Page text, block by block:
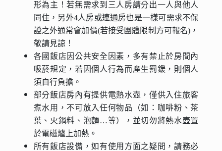
形為主！若無需求到三人房請分出一人與他人
同住，另外4人房或連通房也是一樣可需求不保
證之外通常會加價(若接受團體限制方可報名)，
敬請見諒！
各國飯店因公共安全因素，多有禁止於房間內
吸菸規定，若因個人行為而產生罰鍰，則個人
須自行負擔。
部分飯店房內有提供電熱水壺，僅供入住旅客
煮水用，不可放入任何物品（如：咖啡粉、茶
葉、火鍋料、泡麵…等），並切勿將熱水壺置
於電磁爐上加熱。
所有飯店設備，如有使用方面之疑問，請務必